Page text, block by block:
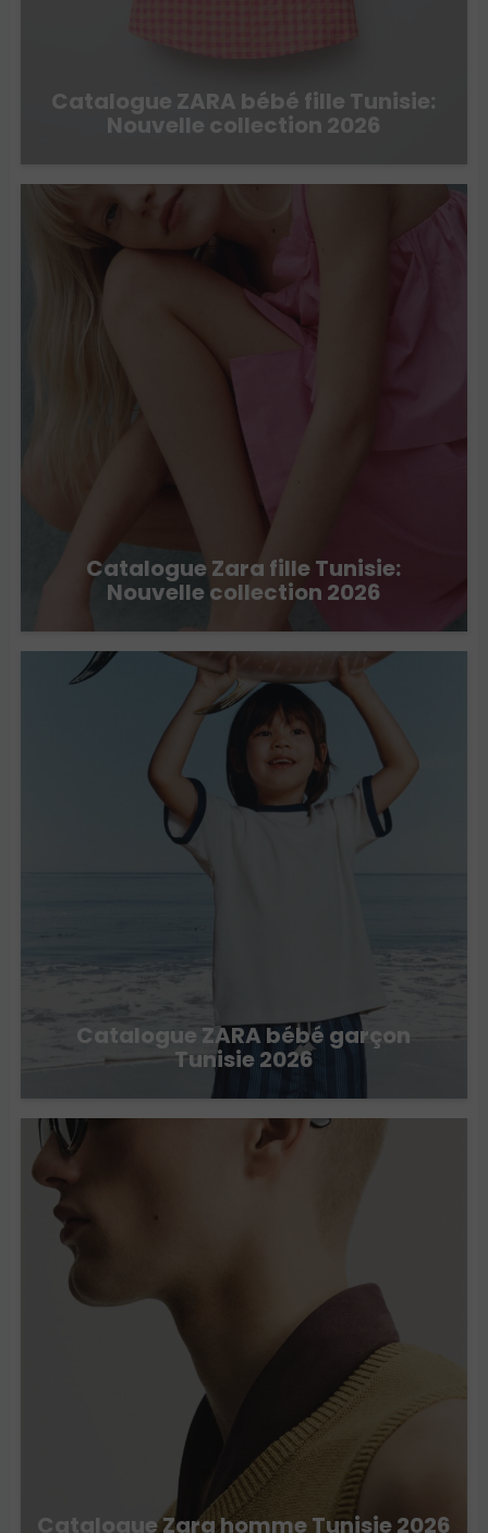
Catalogue ZARA bébé fille Tunisie:
Nouvelle collection 2026
Catalogue Zara fille Tunisie:
Nouvelle collection 2026
Catalogue ZARA bébé garçon
Tunisie 2026
Catalogue Zara homme Tunisie 2026